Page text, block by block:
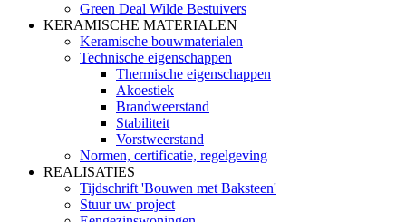
Green Deal Wilde Bestuivers
KERAMISCHE MATERIALEN
Keramische bouwmaterialen
Technische eigenschappen
Thermische eigenschappen
Akoestiek
Brandweerstand
Stabiliteit
Vorstweerstand
Normen, certificatie, regelgeving
REALISATIES
Tijdschrift 'Bouwen met Baksteen'
Stuur uw project